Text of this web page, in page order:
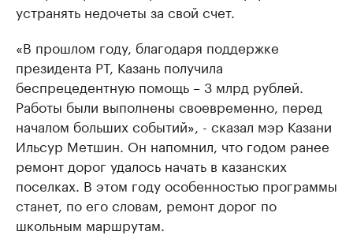
устранять недочеты за свой счет.
«В прошлом году, благодаря поддержке
президента РТ, Казань получила
беспрецедентную помощь – 3 млрд рублей.
Работы были выполнены своевременно, перед
началом больших событий», - сказал мэр Казани
Ильсур Метшин. Он напомнил, что годом ранее
ремонт дорог удалось начать в казанских
поселках. В этом году особенностью программы
станет, по его словам, ремонт дорог по
школьным маршрутам.